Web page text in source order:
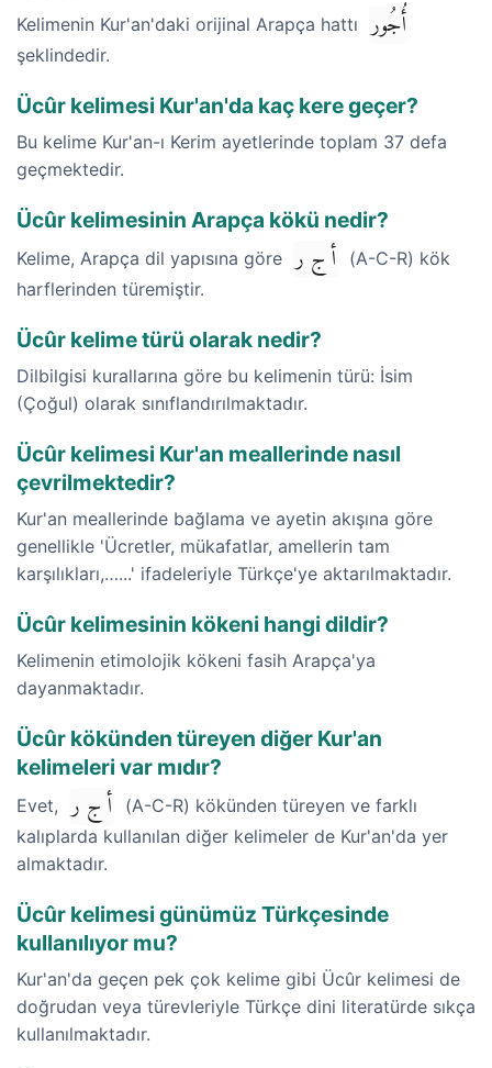
Kelimenin Kur'an'daki orijinal Arapça hattı أُجُور
şeklindedir.
Ücûr kelimesi Kur'an'da kaç kere geçer?
Bu kelime Kur'an-ı Kerim ayetlerinde toplam 37 defa
geçmektedir.
Ücûr kelimesinin Arapça kökü nedir?
Kelime, Arapça dil yapısına göre أ ج ر
(A-C-R) kök
harflerinden türemiştir.
Ücûr kelime türü olarak nedir?
Dilbilgisi kurallarına göre bu kelimenin türü: İsim
(Çoğul) olarak sınıflandırılmaktadır.
Ücûr kelimesi Kur'an meallerinde nasıl
çevrilmektedir?
Kur'an meallerinde bağlama ve ayetin akışına göre
genellikle 'Ücretler, mükafatlar, amellerin tam
karşılıkları,…...' ifadeleriyle Türkçe'ye aktarılmaktadır.
Ücûr kelimesinin kökeni hangi dildir?
Kelimenin etimolojik kökeni fasih Arapça'ya
dayanmaktadır.
Ücûr kökünden türeyen diğer Kur'an
kelimeleri var mıdır?
Evet, أ ج ر
(A-C-R) kökünden türeyen ve farklı
kalıplarda kullanılan diğer kelimeler de Kur'an'da yer
almaktadır.
Ücûr kelimesi günümüz Türkçesinde
kullanılıyor mu?
Kur'an'da geçen pek çok kelime gibi Ücûr kelimesi de
doğrudan veya türevleriyle Türkçe dini literatürde sıkça
kullanılmaktadır.